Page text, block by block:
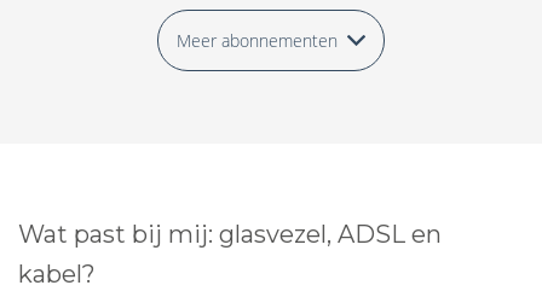
Meer abonnementen
Wat past bij mij: glasvezel, ADSL en
kabel?